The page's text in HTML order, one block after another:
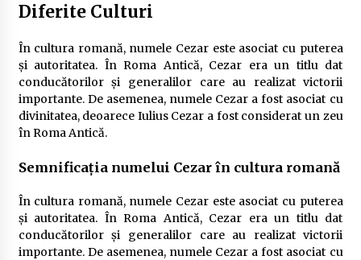
Diferite Culturi
În cultura romană, numele Cezar este asociat cu puterea
și autoritatea. În Roma Antică, Cezar era un titlu dat
conducătorilor și generalilor care au realizat victorii
importante. De asemenea, numele Cezar a fost asociat cu
divinitatea, deoarece Iulius Cezar a fost considerat un zeu
în Roma Antică.
Semnificația numelui Cezar în cultura romană
În cultura romană, numele Cezar este asociat cu puterea
și autoritatea. În Roma Antică, Cezar era un titlu dat
conducătorilor și generalilor care au realizat victorii
importante. De asemenea, numele Cezar a fost asociat cu